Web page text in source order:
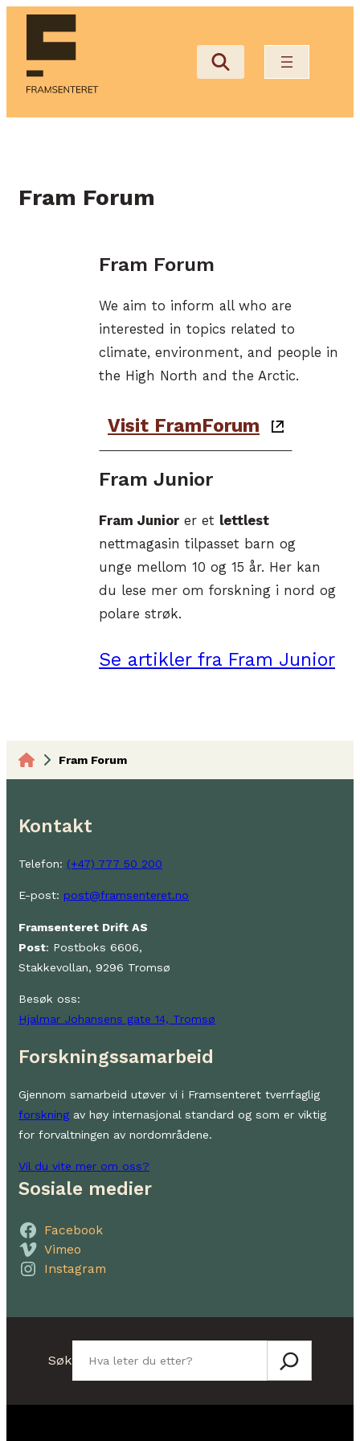
Hopp
innhold
Fram Forum
Fram Forum
We aim to inform all who are
interested in topics related to
climate, environment, and people in
the High North and the Arctic.
Visit FramForum
Fram Junior
Fram Junior er et lettlest
nettmagasin tilpasset barn og
unge mellom 10 og 15 år. Her kan
du lese mer om forskning i nord og
polare strøk.
Se artikler fra Fram Junior
Fram Forum
Kontakt
Telefon: (+47) 777 50 200
E-post: post@framsenteret.no
Framsenteret Drift AS
Post: Postboks 6606,
Stakkevollan, 9296 Tromsø
Besøk oss:
Hjalmar Johansens gate 14, Tromsø
Forskningssamarbeid
Gjennom samarbeid utøver vi i Framsenteret tverrfaglig
forskning av høy internasjonal standard og som er viktig
for forvaltningen av nordområdene.
Vil du vite mer om oss?
Sosiale medier
Facebook
Vimeo
Instagram
Søk